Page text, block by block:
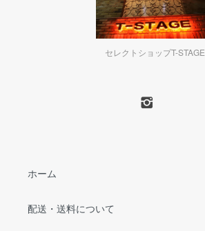
セレクトショップT-STAGE
ホーム
配送・送料について